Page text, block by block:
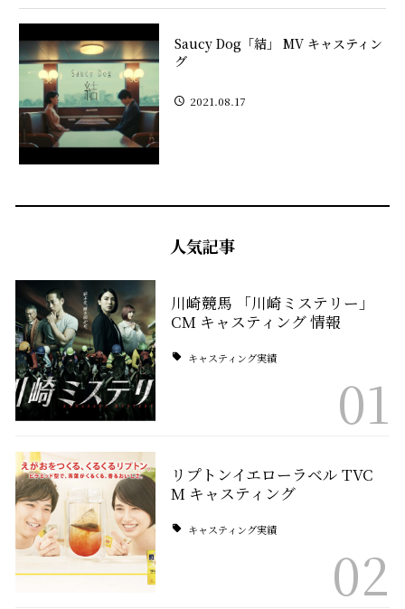
Saucy Dog「結」 MV キャスティン
グ
2021.08.17
人気記事
川崎競馬 「川崎ミステリー」
CM キャスティング 情報
キャスティング実績
01
リプトンイエローラベル TVC
M キャスティング
キャスティング実績
02